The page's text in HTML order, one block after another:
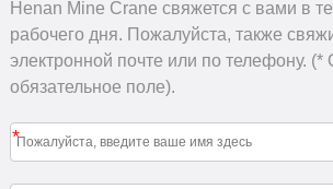
Henan Mine Crane свяжется с вами в
рабочего дня. Пожалуйста, также
электронной почте или по телефону. (*
обязательное поле).
*